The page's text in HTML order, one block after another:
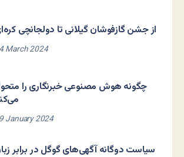
از جشن گازفوشان گیلانی تا دولجانچی
March 2024
چگونه هوش مصنوعی خبرنگاری را
January 2024
سیاست دوگانه آگهی‌های گوگل در برابر